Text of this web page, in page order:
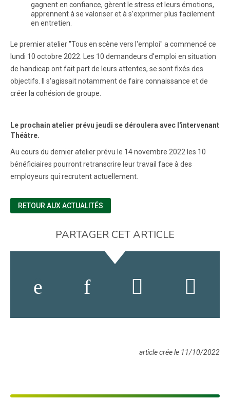
gagnent en confiance, gèrent le stress et leurs émotions,
apprennent à se valoriser et à s’exprimer plus facilement
en entretien.
Le premier atelier "Tous en scène vers l'emploi" a commencé ce
lundi 10 octobre 2022. Les 10 demandeurs d'emploi en situation
de handicap ont fait part de leurs attentes, se sont fixés des
objectifs. Il s'agissait notamment de faire connaissance et de
créer la cohésion de groupe.
Le prochain atelier prévu jeudi se déroulera avec l'intervenant
Théâtre.
Au cours du dernier atelier prévu le 14 novembre 2022 les 10
bénéficiaires pourront retranscrire leur travail face à des
employeurs qui recrutent actuellement.
RETOUR AUX ACTUALITÉS
PARTAGER CET ARTICLE
article crée le 11/10/2022